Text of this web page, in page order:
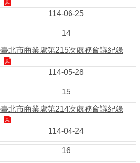
114-06-25
14
臺北市商業處第215次處務會議紀錄
114-05-28
15
臺北市商業處第214次處務會議紀錄
114-04-24
16